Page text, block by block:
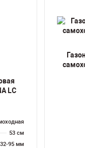
LC
53 см
32-95 мм